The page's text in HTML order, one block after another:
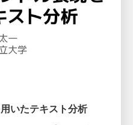
いたテキスト分析